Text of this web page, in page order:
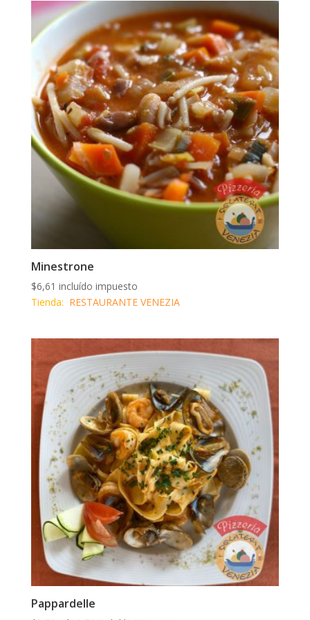
Minestrone
$6,61 incluído impuesto
Tienda: RESTAURANTE VENEZIA
Pappardelle